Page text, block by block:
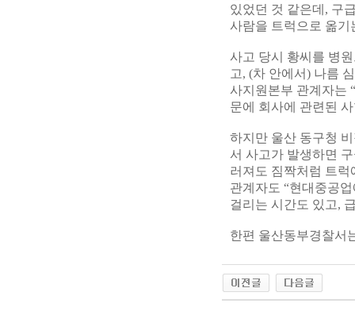
있었던 것 같은데, 구
사람을 트럭으로 옮기
사고 당시 황씨를 병
고, (차 안에서) 나름
사지원본부 관계자는
문에 회사에 관련된
하지만 울산 동구청
서 사고가 발생하면
러져도 짐짝처럼 트
관계자도 “현대중공
걸리는 시간도 있고,
한편 울산동부경찰서